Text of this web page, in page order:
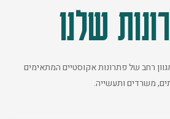
שלנו
רחב של פתרונות אקוסטיים המתאימים
משרדים ותעשייה.